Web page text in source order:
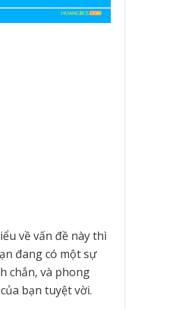
về vấn đề này thì
đang có một sự
chắn, và phong
bạn tuyệt vời.